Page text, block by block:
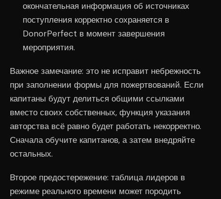
окончательная информация об источниках
поступления корректно сохраняется в
DonorPerfect в момент завершения
мероприятия.
Важное замечание: это не исправит небрежность
при заполнении формы для пожертвований. Если
капитаны будут делиться общими ссылками
вместо своих собственных, функция указания
авторства всё равно будет работать некорректно.
Сначала обучите капитанов, а затем внедряйте
остальных.
Второе предостережение: таблица лидеров в
режиме реального времени может породить